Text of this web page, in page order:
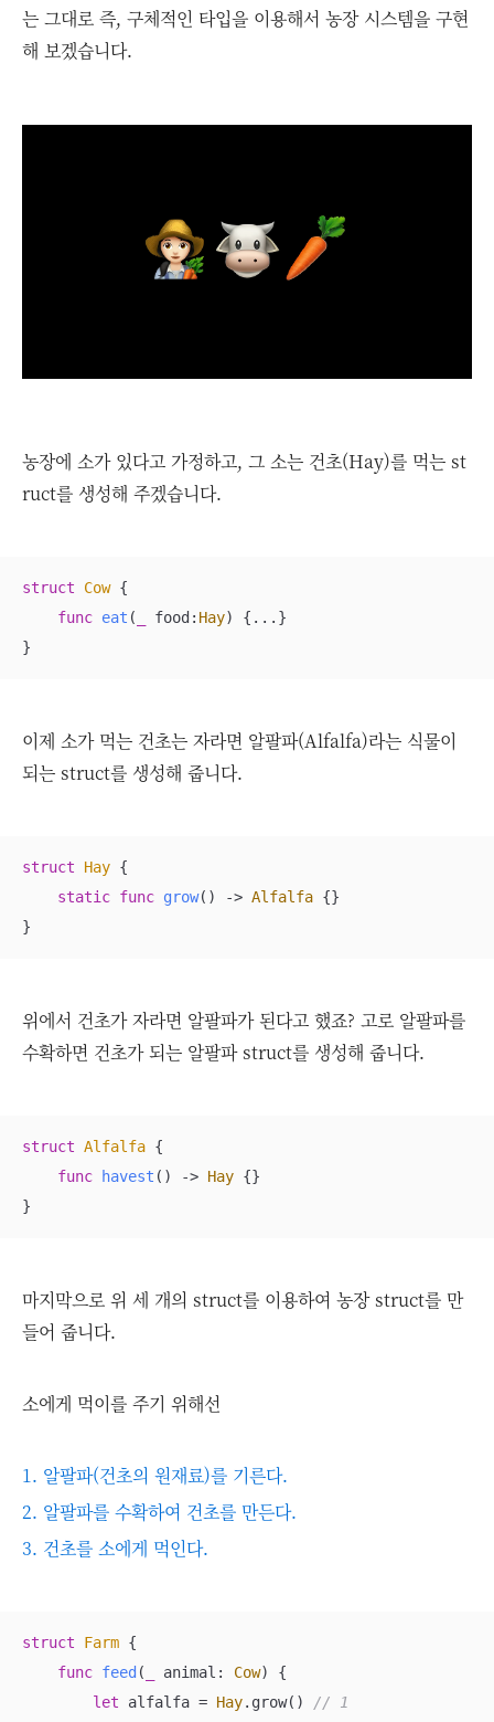
는 그대로 즉, 구체적인 타입을 이용해서 농장 시스템을 구현
해 보겠습니다.
농장에 소가 있다고 가정하고, 그 소는 건초(Hay)를 먹는 st
ruct를 생성해 주겠습니다.
struct Cow {
func eat ( food : Hay) { ... }
}
이제 소가 먹는 건초는 자라면 알팔파(Alfalfa)라는 식물이
되는 struct를 생성해 줍니다.
struct Hay {
static func grow() -> Alfalfa {}
}
위에서 건초가 자라면 알팔파가 된다고 했죠? 고로 알팔파를
수확하면 건초가 되는 알팔파 struct를 생성해 줍니다.
struct Alfalfa {
func
havest () -> Hay {}
}
마지막으로 위 세 개의 struct를 이용하여 농장 struct를 만
들어 줍니다.
소에게 먹이를 주기 위해선
1. 알팔파(건초의 원재료)를 기른다.
2. 알팔파를 수확하여 건초를 만든다.
3. 건초를 소에게 먹인다.
struct Farm {
func feed ( animal : Cow)
{
let alfalfa = Hay.grow()
// 1